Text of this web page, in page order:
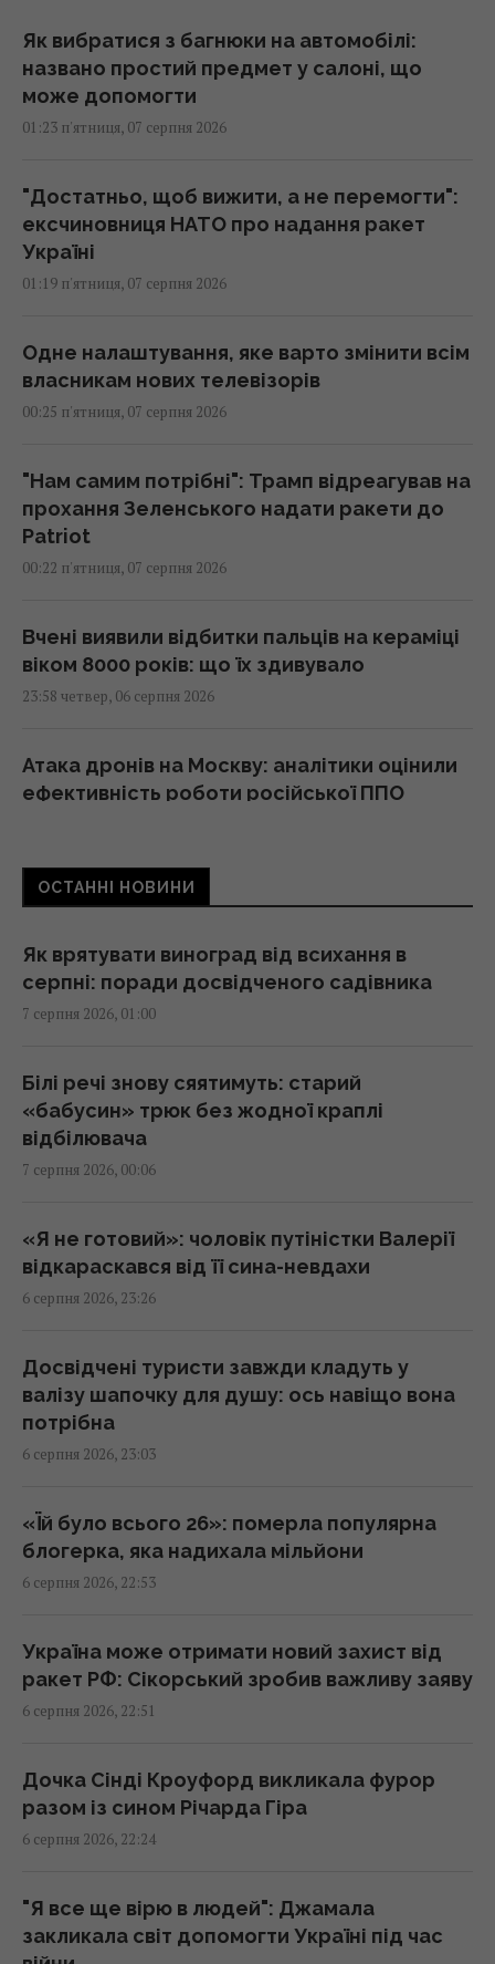
Як вибратися з багнюки на автомобілі:
названо простий предмет у салоні, що
може допомогти
01:23 п'ятниця, 07 серпня 2026
"Достатньо, щоб вижити, а не перемогти":
ексчиновниця НАТО про надання ракет
Україні
01:19 п'ятниця, 07 серпня 2026
Одне налаштування, яке варто змінити всім
власникам нових телевізорів
00:25 п'ятниця, 07 серпня 2026
"Нам самим потрібні": Трамп відреагував на
прохання Зеленського надати ракети до
Patriot
00:22 п'ятниця, 07 серпня 2026
Вчені виявили відбитки пальців на кераміці
віком 8000 років: що їх здивувало
23:58 четвер, 06 серпня 2026
Атака дронів на Москву: аналітики оцінили
ефективність роботи російської ППО
Жінки з дипломами частіше обирають
дослідження
23:24 четвер, 06 серпня 2026
годинник, - Newsweek
23:07 четвер, 06 серпня 2026
Корецький анонсував збільшення
22:53 четвер, 06 серпня 2026
Міф зруйновано: скільки насправді можуть
22:12 четвер, 06 серпня 2026
Така зброя є лише у кількох країн:
Зеленський про створення української
22:00 четвер, 06 серпня 2026
"Динамо" здобуло важливу перемогу у
21:57 четвер, 06 серпня 2026
Анчоуси чи сардини: яка риба корисніша
В Україну може потрапити антидронова
ракета CM-70 з Канади, - ЗМІ
Чим Україна може знищувати "Іскандери":
ОСТАННІ НОВИНИ
Як врятувати виноград від всихання в
серпні: поради досвідченого садівника
7 серпня 2026, 01:00
Білі речі знову сяятимуть: старий
«бабусин» трюк без жодної краплі
відбілювача
7 серпня 2026, 00:06
«Я не готовий»: чоловік путіністки Валерії
відкараскався від її сина-невдахи
6 серпня 2026, 23:26
Досвідчені туристи завжди кладуть у
валізу шапочку для душу: ось навіщо вона
потрібна
6 серпня 2026, 23:03
«Їй було всього 26»: померла популярна
блогерка, яка надихала мільйони
6 серпня 2026, 22:53
Україна може отримати новий захист від
ракет РФ: Сікорський зробив важливу заяву
6 серпня 2026, 22:51
Дочка Сінді Кроуфорд викликала фурор
разом із сином Річарда Гіра
6 серпня 2026, 22:24
"Я все ще вірю в людей": Джамала
закликала світ допомогти Україні під час